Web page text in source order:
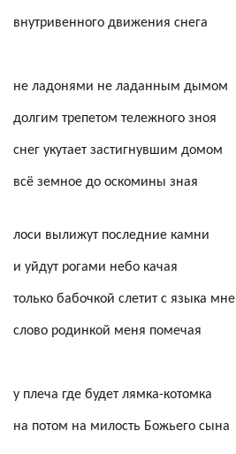
внутривенного движения снега
не ладонями не ладанным дымом
долгим трепетом тележного зноя
снег укутает застигнувшим домом
всё земное до оскомины зная
лоси вылижут последние камни
и уйдут рогами небо качая
только бабочкой слетит с языка мне
слово родинкой меня помечая
у плеча где будет лямка-котомка
на потом на милость Божьего сына